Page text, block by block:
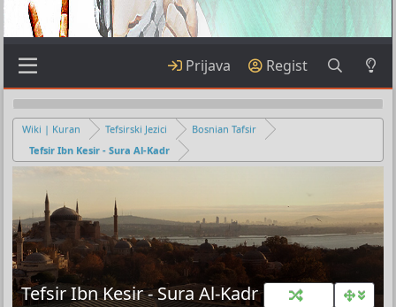
Prijava Regist
Wiki | Kuran Tefsirski Jezici
Bosnian Tafsir
Tefsir Ibn Kesir - Sura Al-Kadr
Tefsir Ibn Kesir - Sura Al-Kadr